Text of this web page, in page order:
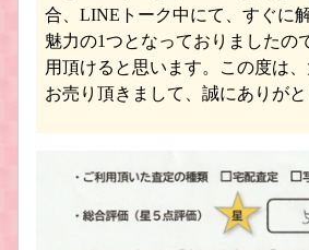
MODEMO / モデモ 鉄道模型買取 しな
合、LINEトーク中にて、すぐに
魅力の1つとなっておりましたの
用頂けると思います。この度は
お売り頂きまして、誠にありがと